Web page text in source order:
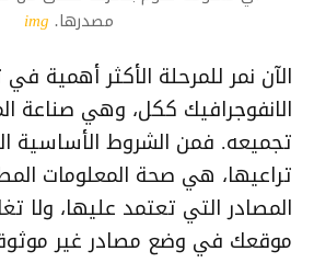
مصدرها. img
الآن نمر للمرحلة الأكثر أهمية
الانفوجرافيك ككل، وهي صناعة
تجميعه. فمن الشروط الأساسية
تراعيها، هي صحة المعلومات
المصادر التي تعتمد عليها، ولا
موقعك في وضع مصادر غير